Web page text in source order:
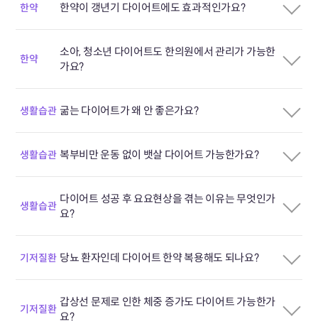
한약 한약이 갱년기 다이어트에도 효과적인가요?
한약
소아, 청소년 다이어트도 한의원에서 관리가 가능한
가요?
생활습관 굶는 다이어트가 왜 안 좋은가요?
생활습관 복부비만 운동 없이 뱃살 다이어트 가능한가요?
생활습관
다이어트 성공 후 요요현상을 겪는 이유는 무엇인가
요?
기저질환 당뇨 환자인데 다이어트 한약 복용해도 되나요?
기저질환
갑상선 문제로 인한 체중 증가도 다이어트 가능한가
요?